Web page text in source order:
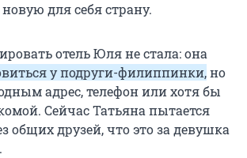
для себя страну.
отель Юля не стала: она
у подруги-филиппинки,но
адрес, телефон или хотя бы
Сейчас Татьяна пытается
общих друзей, что это за девушка